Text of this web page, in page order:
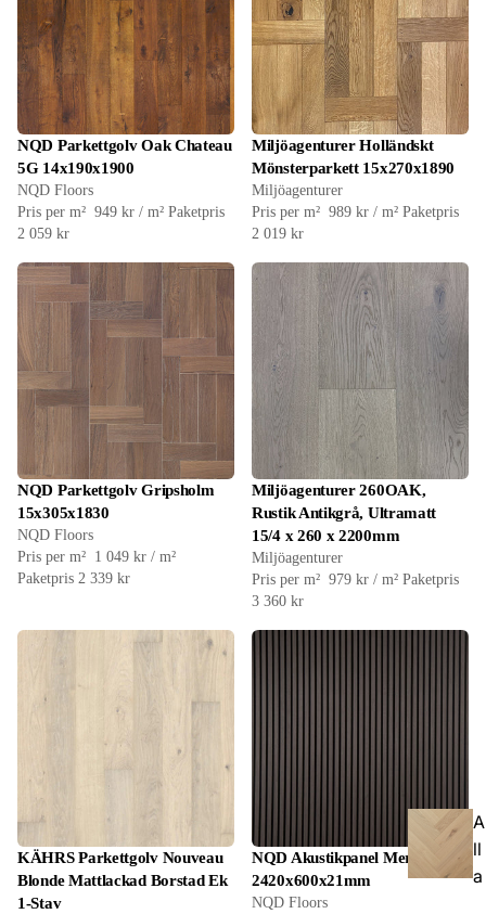
A
ll
a
NQD Parkettgolv Oak Chateau
5G 14x190x1900
NQD Floors
Pris per m² 949 kr / m² Paketpris
2 059 kr
Miljöagenturer Holländskt
Mönsterparkett 15x270x1890
Miljöagenturer
Pris per m² 989 kr / m² Paketpris
2 019 kr
NQD Parkettgolv Gripsholm
15x305x1830
NQD Floors
Pris per m² 1 049 kr / m²
Paketpris 2 339 kr
Miljöagenturer 260OAK,
Rustik Antikgrå, Ultramatt
15/4 x 260 x 2200mm
Miljöagenturer
Pris per m² 979 kr / m² Paketpris
3 360 kr
KÄHRS Parkettgolv Nouveau
Blonde Mattlackad Borstad Ek
1-Stav
NQD Akustikpanel Merlin
2420x600x21mm
NQD Floors